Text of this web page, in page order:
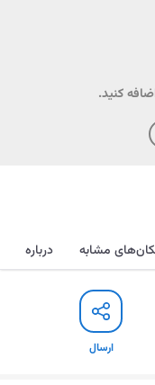
کنید.
مشابه درباره
ارسال